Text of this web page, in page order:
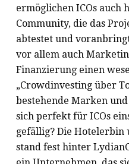
ermöglichen ICOs auch
Community, die das
abtestet und
vor allem auch
Finanzierung einen
„Crowdinvesting über
bestehende Marken
sich perfekt für ICOs
gefällig? Die
stand fest hinter